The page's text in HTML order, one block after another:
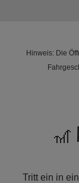
Hinweis: Die
🎢
Tritt ein in